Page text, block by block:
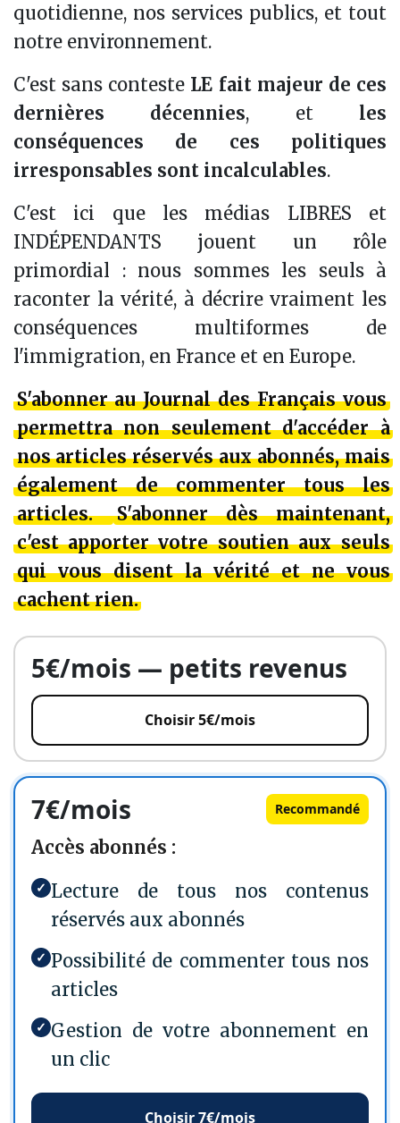
quotidienne, nos services publics, et tout
notre environnement.
C'est sans conteste LE fait majeur de ces
dernières décennies, et les
conséquences de ces politiques
irresponsables sont incalculables.
C'est ici que les médias LIBRES et
INDÉPENDANTS jouent un rôle
primordial : nous sommes les seuls à
raconter la vérité, à décrire vraiment les
conséquences multiformes de
l'immigration, en France et en Europe.
S'abonner au Journal des Français vous
permettra non seulement d'accéder à
nos articles réservés aux abonnés, mais
également de commenter tous les
articles. S'abonner dès maintenant,
c'est apporter votre soutien aux seuls
qui vous disent la vérité et ne vous
cachent rien.
5€/mois — petits revenus
Choisir 5€/mois
7€/mois Recommandé
Accès abonnés :
✓ Lecture de tous nos contenus
réservés aux abonnés
✓ Possibilité de commenter tous nos
articles
✓ Gestion de votre abonnement en
un clic
Choisir 7€/mois